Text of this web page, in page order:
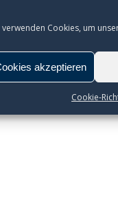
verwenden Cookies, um
akzeptieren
Cookie-